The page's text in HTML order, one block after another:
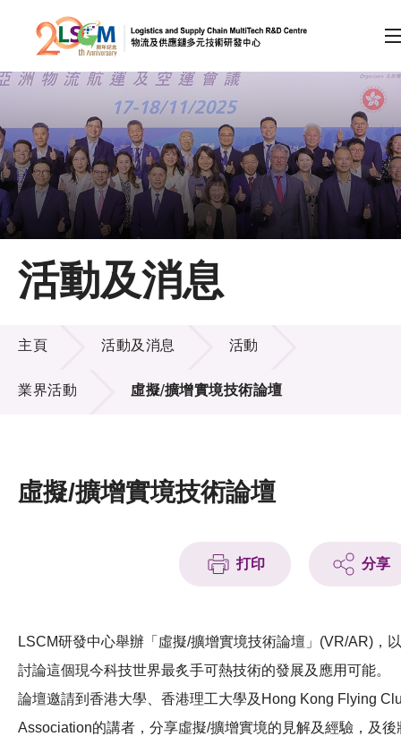
跳到內容（按回車鍵）
會員登入
A A EN 繁 简
主頁
關於LSCM
技術商品化
項目及資助計劃
活動及消息
獎項
科技分享
會籍
活動及消息
活動及消息
主頁 活動及消息 活動
業界活動 虛擬/擴增實境技術論壇
虛擬/擴增實境技術論壇
打印 分享
LSCM研發中心舉辦「虛擬/擴增實境技術論壇」(VR/AR)，以
討論這個現今科技世界最炙手可熱技術的發展及應用可能。
論壇邀請到香港大學、香港理工大學及Hong Kong Flying
Association的講者，分享虛擬/擴增實境的見解及經驗，及後